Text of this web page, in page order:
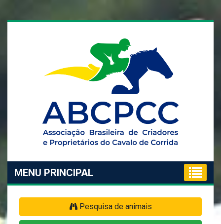
MENU PRINCIPAL
Pesquisa de animais